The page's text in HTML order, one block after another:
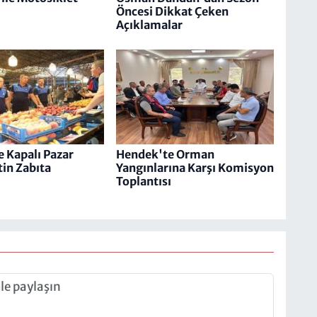
Öncesi Dikkat Çeken
Açıklamalar
Pazar
Zabıta
Hendek'te Orman
Yangınlarına Karşı Komisyon
Toplantısı